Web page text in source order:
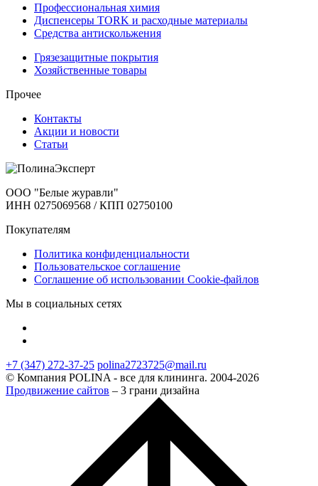
Профессиональная химия
Диспенсеры TORK и расходные материалы
Cредства антискольжения
Грязезащитные покрытия
Хозяйственные товары
Прочее
Контакты
Акции и новости
Статьи
ООО "Белые журавли"
ИНН 0275069568 / КПП 02750100
Покупателям
Политика конфиденциальности
Пользовательское соглашение
Соглашение об использовании Cookie-файлов
Мы в социальных сетях
+7 (347) 272-37-25 polina2723725@mail.ru
© Компания POLINA - все для клининга. 2004-2026
Продвижение сайтов – 3 грани дизайна